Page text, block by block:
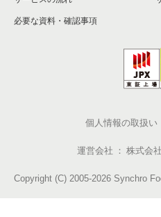
必要な資料・確認事項
個人情報の取扱い
運営会社 株式会
Copyright (C) 2005-2026 Synchro